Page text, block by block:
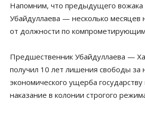
Напомним, что предыдущего
Убайдуллаева — несколько месяцев
от должности по компрометирующим
Предшественник Убайдуллаева —
получил 10 лет лишения свободы за
экономического ущерба
наказание в колонии строгого